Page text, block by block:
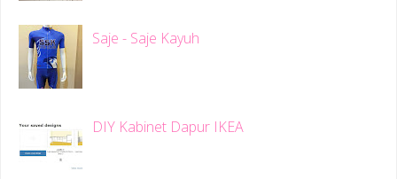
Saje - Saje Kayuh
DIY Kabinet Dapur IKEA